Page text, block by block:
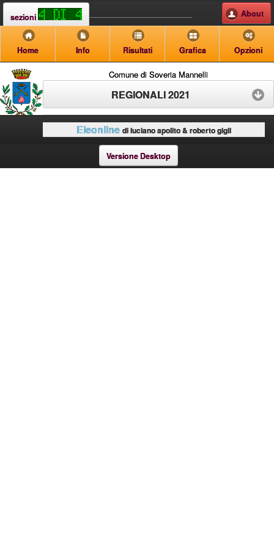
sezioni About
Home Info Risultati Grafica Opzioni
Comune di Soveria Mannelli
REGIONALI 2021
Eleonline di luciano apolito & roberto gigli
Versione Desktop